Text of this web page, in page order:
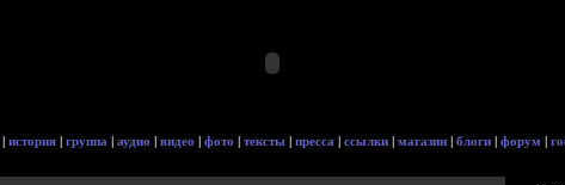
| история | группа | аудио | видео | фото | тексты | пресса | ссылки | магазин | блоги | форум |